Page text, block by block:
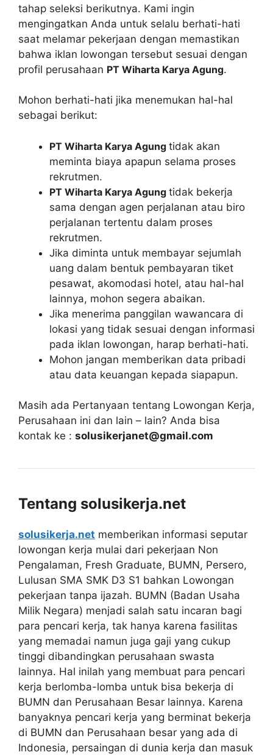
tahap seleksi berikutnya. Kami ingin
mengingatkan Anda untuk selalu berhati-hati
saat melamar pekerjaan dengan memastikan
bahwa iklan lowongan tersebut sesuai dengan
profil perusahaan PT Wiharta Karya Agung.
Mohon berhati-hati jika menemukan hal-hal
sebagai berikut:
PT Wiharta Karya Agung tidak akan
meminta biaya apapun selama proses
rekrutmen.
PT Wiharta Karya Agung tidak bekerja
sama dengan agen perjalanan atau biro
perjalanan tertentu dalam proses
rekrutmen.
Jika diminta untuk membayar sejumlah
uang dalam bentuk pembayaran tiket
pesawat, akomodasi hotel, atau hal-hal
lainnya, mohon segera abaikan.
Jika menerima panggilan wawancara di
lokasi yang tidak sesuai dengan informasi
pada iklan lowongan, harap berhati-hati.
Mohon jangan memberikan data pribadi
atau data keuangan kepada siapapun.
Masih ada Pertanyaan tentang Lowongan Kerja,
Perusahaan ini dan lain – lain? Anda bisa
kontak ke : solusikerjanet@gmail.com
Tentang solusikerja.net
solusikerja.net memberikan informasi seputar
lowongan kerja mulai dari pekerjaan Non
Pengalaman, Fresh Graduate, BUMN, Persero,
Lulusan SMA SMK D3 S1 bahkan Lowongan
pekerjaan tanpa ijazah. BUMN (Badan Usaha
Milik Negara) menjadi salah satu incaran bagi
para pencari kerja, tak hanya karena fasilitas
yang memadai namun juga gaji yang cukup
tinggi dibandingkan perusahaan swasta
lainnya. Hal inilah yang membuat para pencari
kerja berlomba-lomba untuk bisa bekerja di
BUMN dan Perusahaan Besar lainnya. Karena
banyaknya pencari kerja yang berminat bekerja
di BUMN dan Perusahaan besar yang ada di
Indonesia, persaingan di dunia kerja dan masuk